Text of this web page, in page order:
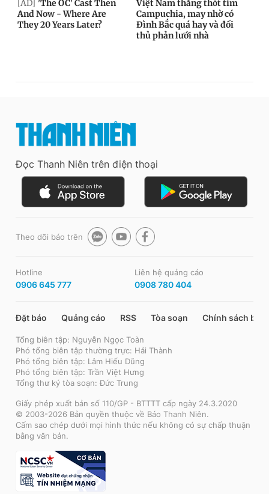
Đọc Thanh Niên trên điện thoại
Theo dõi báo trên
Hotline
0906 645 777
Liên hệ quảng cáo
0908 780 404
Đặt báo Quảng cáo RSS Tòa soạn Chính sách bảo
Tổng biên tập: Nguyễn Ngọc Toàn
Phó tổng biên tập thường trực: Hải Thành
Phó tổng biên tập: Lâm Hiếu Dũng
Phó tổng biên tập: Trần Việt Hưng
Tổng thư ký tòa soạn: Đức Trung
Giấy phép xuất bản số 110/GP - BTTTT cấp ngày 24.3.2020
© 2003-2026 Bản quyền thuộc về Báo Thanh Niên.
Cấm sao chép dưới mọi hình thức nếu không có sự chấp thuận
bằng văn bản.